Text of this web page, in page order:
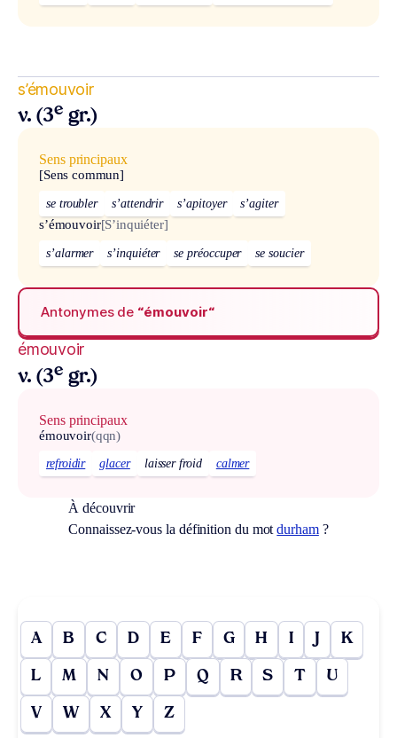
s’émouvoir
v. (3e gr.)
Sens principaux
[Sens commun]
se troubler s’attendrir s’apitoyer s’agiter
s’émouvoir[S’inquiéter]
s’alarmer s’inquiéter se préoccuper se soucier
Antonymes de “émouvoir“
émouvoir
v. (3e gr.)
Sens principaux
émouvoir(qqn)
refroidir glacer laisser froid calmer
À découvrir
Connaissez-vous la définition du motdurham?
A B C D E F G H I J K
L M N O P Q R S T U
V W X Y Z